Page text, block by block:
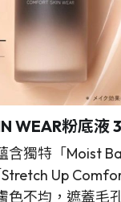
WEAR粉底液
含獨特「Moist
Up
色不均，遮蓋毛